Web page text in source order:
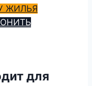
ЖИЛЬЯ
для